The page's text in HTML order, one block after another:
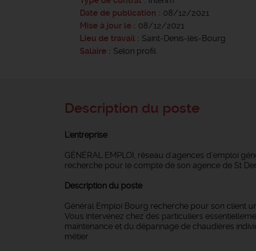
Date de publication
08/12/2021
Mise à jour le
08/12/2021
Lieu de travail
Saint-Denis-lès-Bourg
Salaire
Selon profil
Description du poste
L'entreprise
GÉNÉRAL EMPLOI, réseau d'agences d’emploi
recherche pour le compte de son agence de St
Description du poste
Général Emploi Bourg recherche pour son client
Vous intervenez chez des particuliers
maintenance et du dépannage de chaudières
métier